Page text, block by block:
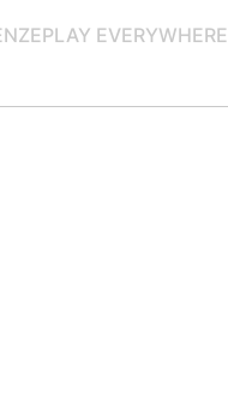
PLAY EVERYWHERE